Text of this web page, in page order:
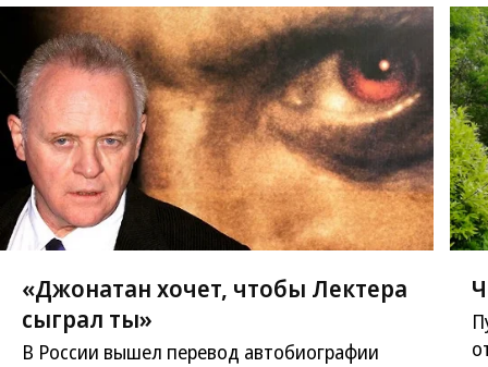
«Джонатан хочет, чтобы Лектера
сыграл ты»
В России вышел перевод автобиографии